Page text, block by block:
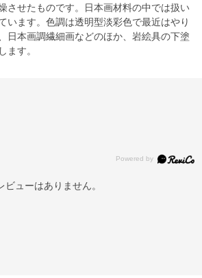
させたものです。日本画材料の中では扱い
います。色調は透明型淡彩色で最近はやり
日本画調繊細画などのほか、岩絵具の下塗
ます。
ビューはありません。